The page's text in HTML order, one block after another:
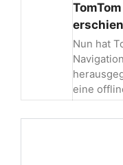
Nun hat
eine